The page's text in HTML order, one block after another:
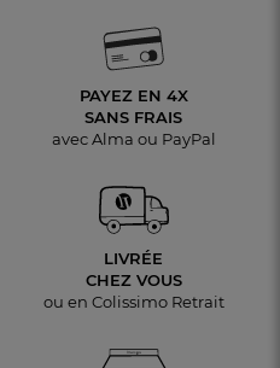
PAYEZ EN 4X
SANS FRAIS
avec Alma ou PayPal
LIVRÉE
CHEZ VOUS
ou en Colissimo Retrait